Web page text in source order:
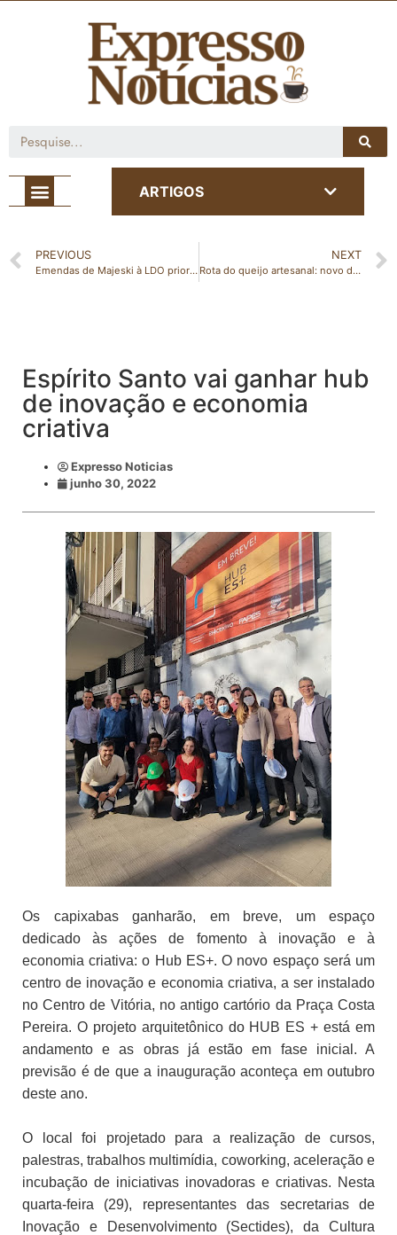
ARTIGOS
PREVIOUS
Emendas de Majeski à LDO priorizam transparência, educação, meio ambiente e controle de gastos
NEXT
Rota do queijo artesanal: novo destino gastronômico do Estado destaca empreendedores de João Neiva
Espírito Santo vai ganhar hub
de inovação e economia
criativa
Expresso Noticias
junho 30, 2022
Os capixabas ganharão, em breve, um espaço
dedicado às ações de fomento à inovação e à
economia criativa: o Hub ES+. O novo espaço será um
centro de inovação e economia criativa, a ser instalado
no Centro de Vitória, no antigo cartório da Praça Costa
Pereira. O projeto arquitetônico do HUB ES + está em
andamento e as obras já estão em fase inicial. A
previsão é de que a inauguração aconteça em outubro
deste ano.
O local foi projetado para a realização de cursos,
palestras, trabalhos multimídia, coworking, aceleração e
incubação de iniciativas inovadoras e criativas. Nesta
quarta-feira (29), representantes das secretarias de
Inovação e Desenvolvimento (Sectides), da Cultura